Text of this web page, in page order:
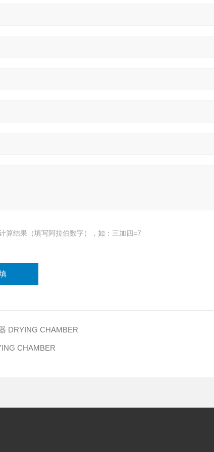
算结果（填写阿拉伯数字），如：三加四=7
DRYING CHAMBER
CHAMBER